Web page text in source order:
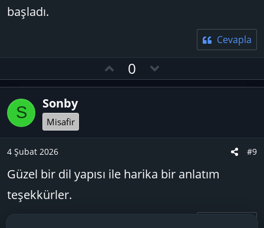
başladı.
Cevapla
O
y
0
o
o
e
S Sonby
Misafir
4 Şubat 2026 #9
Güzel bir dil yapısı ile harika bir anlatım
teşekkürler.